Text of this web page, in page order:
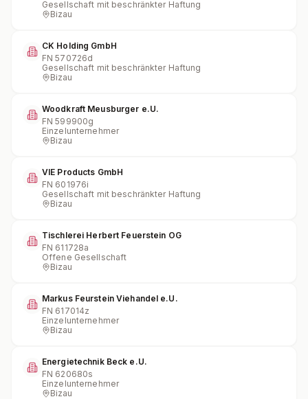
Gesellschaft mit beschränkter Haftung
Bizau
CK Holding GmbH
FN570726d
Gesellschaft mit beschränkter Haftung
Bizau
Woodkraft Meusburger e.U.
FN599900g
Einzelunternehmer
Bizau
VIE Products GmbH
FN 601976i
Gesellschaft mit beschränkter Haftung
Bizau
Tischlerei Herbert Feuerstein OG
FN 611728a
Offene Gesellschaft
Bizau
Markus Feurstein Viehandel e.U.
FN 617014z
Einzelunternehmer
Bizau
Energietechnik Beck e.U.
FN 620680s
Einzelunternehmer
Bizau